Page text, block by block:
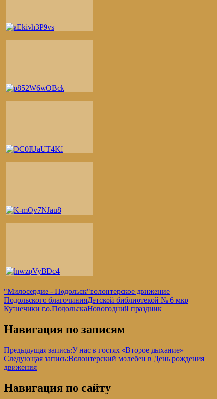
"Милосердие - Подольск"волонтерское движение
Подольского благочинияДетской библиотекой № 6 мкр
Кузнечики г.о.ПодольскаНовогодний праздник
Навигация по записям
Предыдущая запись:У нас в гостях «Второе дыхание»
Следующая запись:Волонтерский молебен в День рождения
движения
Навигация по сайту